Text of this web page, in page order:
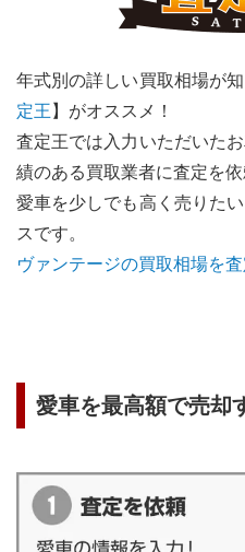
年式別の詳しい買取相場が
定王 】がオススメ！
査定王では入力いただいた
績のある買取業者に査定を依
愛車を少しでも高く売りた
スです。
ヴァンテージの買取相場を査
愛車を最高額で売却